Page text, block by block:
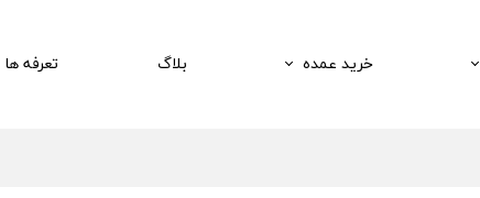
خرید عمده بلاگ تعرفه ها